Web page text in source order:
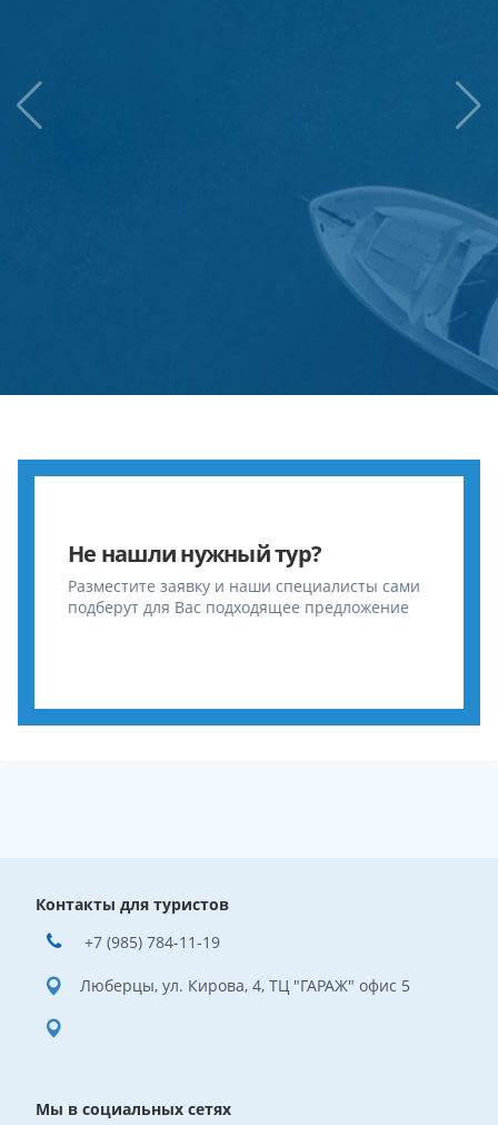
Не нашли нужный тур?
Разместите заявку и наши специалисты сами
подберут для Вас подходящее предложение
Контакты для туристов
+7 (985) 784-11-19
Люберцы, ул. Кирова, 4, ТЦ "ГАРАЖ" офис 5
Мы в социальных сетях